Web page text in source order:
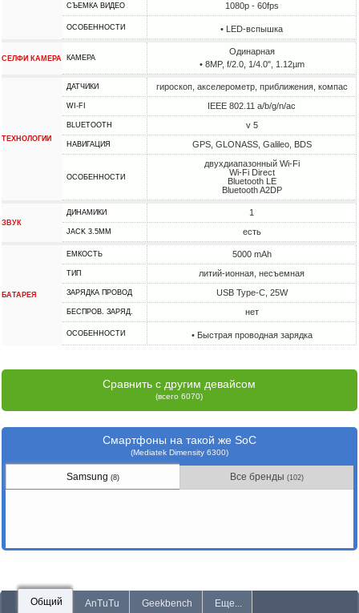
СЪЕМКА ВИДЕО 1080p - 60fps
ОСОБЕННОСТИ • LED-вспышка
СЕЛФИ КАМЕРА КАМЕРА
Одинарная
• 8MP, f/2.0, 1/4.0", 1.12µm
ТЕХНОЛОГИИ
ДАТЧИКИ гироскоп, акселерометр, приближения, компас
WI-FI IEEE 802.11 a/b/g/n/ac
BLUETOOTH v 5
НАВИГАЦИЯ GPS, GLONASS, Galileo, BDS
ОСОБЕННОСТИ
двухдиапазонный Wi-Fi
Wi-Fi Direct
Bluetooth LE
Bluetooth A2DP
ЗВУК
ДИНАМИКИ 1
JACK 3.5MM есть
БАТАРЕЯ
ЕМКОСТЬ 5000 mAh
ТИП литий-ионная, несъемная
ЗАРЯДКА ПРОВОД USB Type-C, 25W
БЕСПРОВ. ЗАРЯД. нет
ОСОБЕННОСТИ • Быстрая проводная зарядка
Сравнить с другим девайсом
(всего 6070)
Смартфоны на такой же SoC
(Mediatek Dimensity 6300)
Samsung (8) Все бренды (102)
Общий AnTuTu Geekbench Еще...